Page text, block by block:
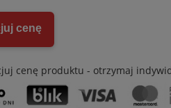
cenę
cenę produktu - otrzymaj